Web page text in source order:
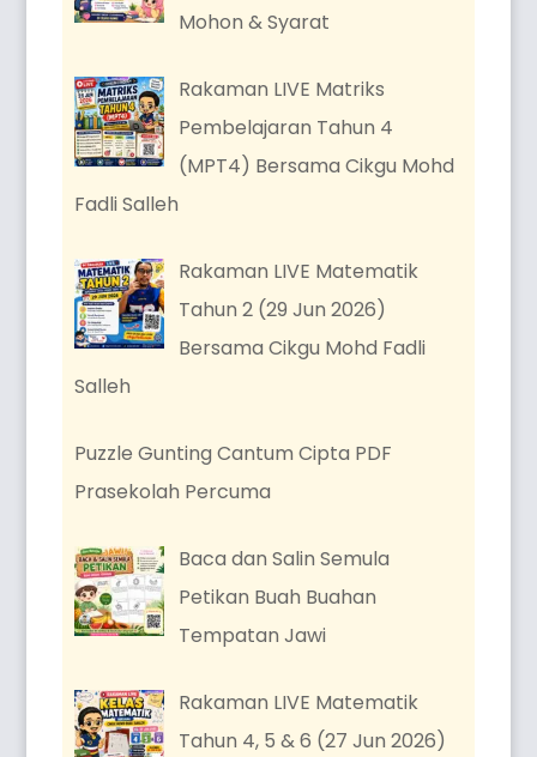
Mohon & Syarat
Rakaman LIVE Matriks
Pembelajaran Tahun 4
(MPT4) Bersama Cikgu Mohd
Fadli Salleh
Rakaman LIVE Matematik
Tahun 2 (29 Jun 2026)
Bersama Cikgu Mohd Fadli
Salleh
Puzzle Gunting Cantum Cipta PDF
Prasekolah Percuma
Baca dan Salin Semula
Petikan Buah Buahan
Tempatan Jawi
Rakaman LIVE Matematik
Tahun 4, 5 & 6 (27 Jun 2026)